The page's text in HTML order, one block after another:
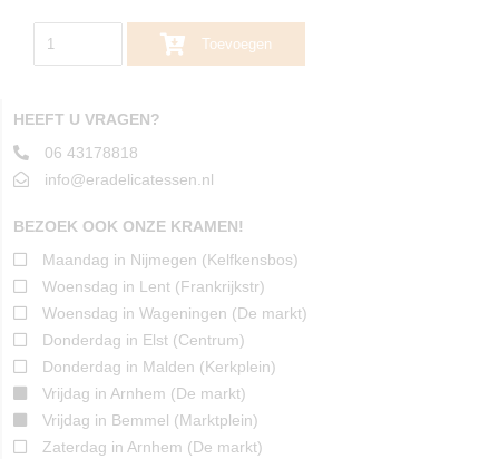
Toevoegen
HEEFT U VRAGEN?
06 43178818
info@eradelicatessen.nl
BEZOEK OOK ONZE KRAMEN!
Maandag in Nijmegen (Kelfkensbos)
Woensdag in Lent (Frankrijkstr)
Woensdag in Wageningen (De markt)
Donderdag in Elst (Centrum)
Donderdag in Malden (Kerkplein)
Vrijdag in Arnhem (De markt)
Vrijdag in Bemmel (Marktplein)
Zaterdag in Arnhem (De markt)